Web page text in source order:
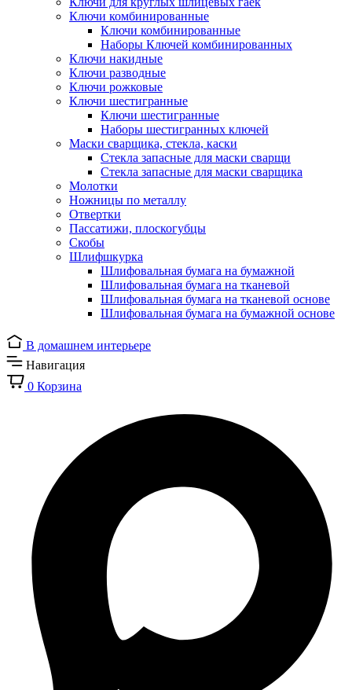
Ключи комбинированные
Ключи комбинированные
Наборы Ключей комбинированных
Ключи накидные
Ключи разводные
Ключи рожковые
Ключи шестигранные
Ключи шестигранные
Наборы шестигранных ключей
Маски сварщика, стекла, каски
Стекла запасные для маски сварщи
Стекла запасные для маски сварщика
Молотки
Ножницы по металлу
Отвертки
Пассатижи, плоскогубцы
Скобы
Шлифшкурка
Шлифовальная бумага на бумажной
Шлифовальная бумага на тканевой
Шлифовальная бумага на тканевой основе
Шлифовальная бумага на бумажной основе
В домашнем интерьере
Навигация
0 Корзина